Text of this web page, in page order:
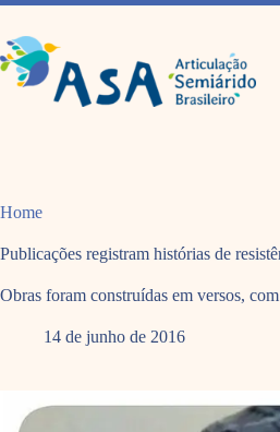
Pular
o
conteúdo
Home
Publicações registram histórias de
Obras foram construídas em versos,
14 de junho de 2016